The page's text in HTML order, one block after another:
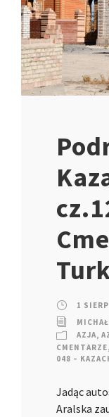
1
AZJA,
CMENTARZE,
048 –
Jadąc
Aralska